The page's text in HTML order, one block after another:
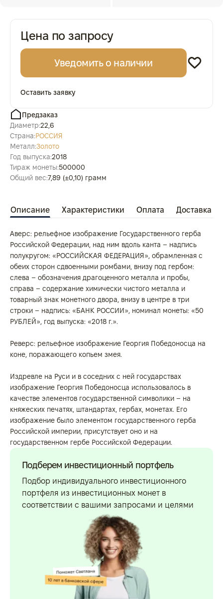
Цена по запросу
Уведомить о наличии
Оставить заявку
Предзаказ
Диаметр:22,6
Страна:РОССИЯ
Металл:Золото
Год выпуска:2018
Тираж монеты:500000
Общий вес:7,89 (±0,10) грамм
Описание Характеристики Оплата Доставка
Аверс: рельефное изображение Государственного герба
Российской Федерации, над ним вдоль канта – надпись
полукругом: «РОССИЙСКАЯ ФЕДЕРАЦИЯ», обрамленная с
обеих сторон сдвоенными ромбами, внизу под гербом:
слева – обозначения драгоценного металла и пробы,
справа – содержание химически чистого металла и
товарный знак монетного двора, внизу в центре в три
строки – надпись: «БАНК РОССИИ», номинал монеты: «50
РУБЛЕЙ», год выпуска: «2018 г.».
Реверс: рельефное изображение Георгия Победоносца на
коне, поражающего копьем змея.
Издревле на Руси и в соседних с ней государствах
изображение Георгия Победоносца использовалось в
качестве элементов государственной символики – на
княжеских печатях, штандартах, гербах, монетах. Его
изображение было элементом государственного герба
Российской империи, присутствует оно и на
государственном гербе Российской Федерации.
Подберем инвестиционный портфель
Подбор индивидуального инвестиционного
портфеля из инвестиционных монет в
соответствии с вашими запросами и целями